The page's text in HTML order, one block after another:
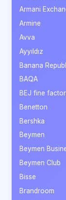
Armani
Armine
Avva
Ayyıldız
Banana
BAQA
BEJ fine
Benetton
Bershka
Beymen
Beymen
Beymen Club
Bisse
Brandroom